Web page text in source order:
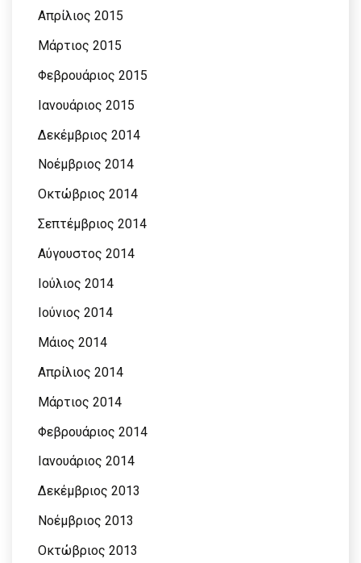
Απρίλιος 2015
Μάρτιος 2015
Φεβρουάριος 2015
Ιανουάριος 2015
Δεκέμβριος 2014
Νοέμβριος 2014
Οκτώβριος 2014
Σεπτέμβριος 2014
Αύγουστος 2014
Ιούλιος 2014
Ιούνιος 2014
Μάιος 2014
Απρίλιος 2014
Μάρτιος 2014
Φεβρουάριος 2014
Ιανουάριος 2014
Δεκέμβριος 2013
Νοέμβριος 2013
Οκτώβριος 2013